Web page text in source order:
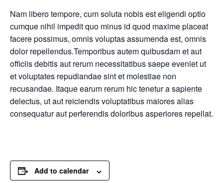
Nam libero tempore, cum soluta nobis est eligendi optio
cumque nihil impedit quo minus id quod maxime placeat
facere possimus, omnis voluptas assumenda est, omnis
dolor repellendus.Temporibus autem quibusdam et aut
officiis debitis aut rerum necessitatibus saepe eveniet ut
et voluptates repudiandae sint et molestiae non
recusandae. Itaque earum rerum hic tenetur a sapiente
delectus, ut aut reiciendis voluptatibus maiores alias
consequatur aut perferendis doloribus asperiores repellat.
Add to calendar